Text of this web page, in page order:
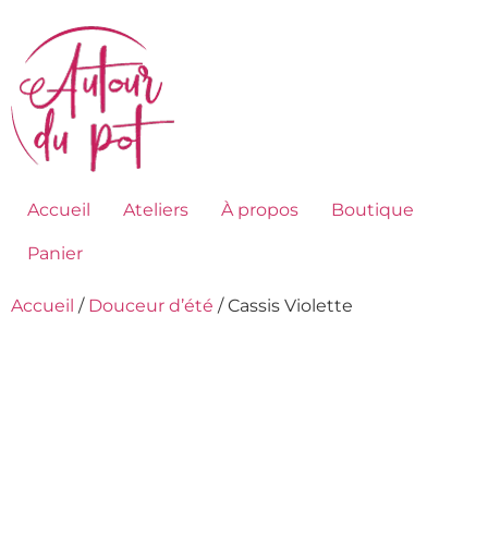
Accueil Ateliers À propos Boutique
Panier
Accueil / Douceur d’été / Cassis Violette